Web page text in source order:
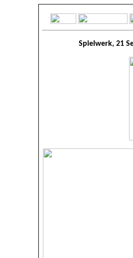
Spielwerk, 21